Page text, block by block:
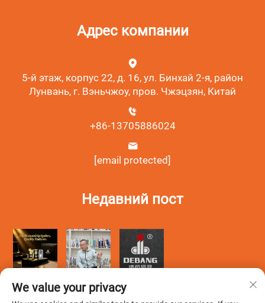
Адрес компании
5-й этаж, корпус 22, д. 16, ул. Бинхай 2-я, район
Лунвань, г. Вэньчжоу, пров. Чжэцзян, Китай
+86-13705886024
[email protected]
Недавний пост
We value your privacy